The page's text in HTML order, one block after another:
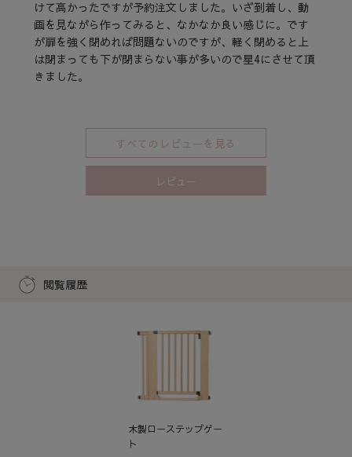
けて高かったですが予約注文しました。いざ到着し、動
画を見ながら作ってみると、なかなか良い感じに。です
が扉を強く閉めれば問題ないのですが、軽く閉めると上
は閉まっても下が閉まらない事が多いので星4にさせて頂
きました。
すべてのレビューを見る
レビュー
閲覧履歴
木製ローステップゲー
ト